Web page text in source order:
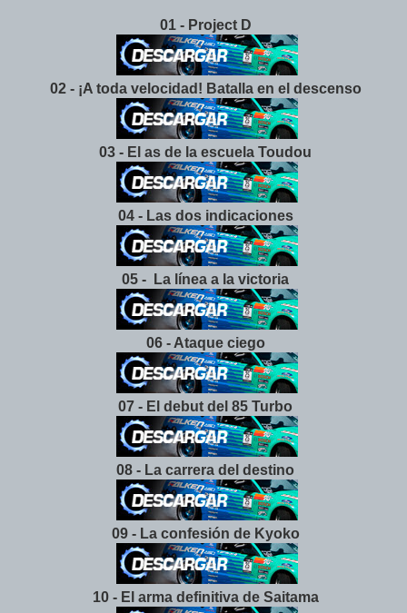
01 - Project D
02 - ¡A toda velocidad! Batalla en el descenso
03 - El as de la escuela Toudou
04 - Las dos indicaciones
05 - La línea a la victoria
06 - Ataque ciego
07 - El debut del 85 Turbo
08 - La carrera del destino
09 - La confesión de Kyoko
10 - El arma definitiva de Saitama